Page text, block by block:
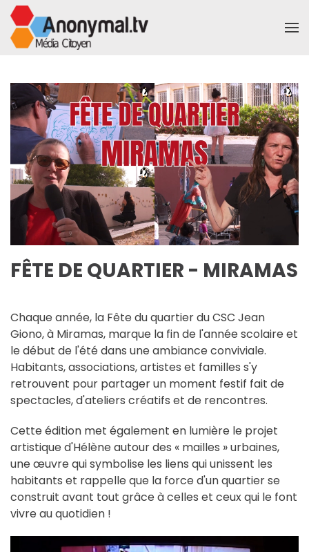
Accéder au contenu principal
FÊTE DE QUARTIER - MIRAMAS
Chaque année, la Fête du quartier du CSC Jean
Giono, à Miramas, marque la fin de l'année scolaire et
le début de l'été dans une ambiance conviviale.
Habitants, associations, artistes et familles s'y
retrouvent pour partager un moment festif fait de
spectacles, d'ateliers créatifs et de rencontres.
Cette édition met également en lumière le projet
artistique d'Hélène autour des « mailles » urbaines,
une œuvre qui symbolise les liens qui unissent les
habitants et rappelle que la force d'un quartier se
construit avant tout grâce à celles et ceux qui le font
vivre au quotidien !